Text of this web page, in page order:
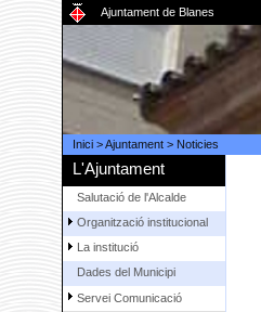
Ajuntament de Blanes
Inici>Ajuntament> Noticies
L'Ajuntament
Salutació de l'Alcalde
Organització institucional
La institució
Dades del Municipi
Servei Comunicació